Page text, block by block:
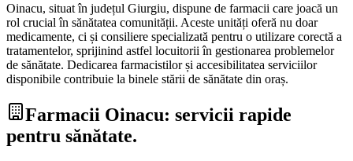
Oinacu, situat în județul Giurgiu, dispune de farmacii care joacă un
rol crucial în sănătatea comunității. Aceste unități oferă nu doar
medicamente, ci și consiliere specializată pentru o utilizare corectă a
tratamentelor, sprijinind astfel locuitorii în gestionarea problemelor
de sănătate. Dedicarea farmacistilor și accesibilitatea serviciilor
disponibile contribuie la binele stării de sănătate din oraș.
Farmacii Oinacu: servicii rapide
pentru sănătate.